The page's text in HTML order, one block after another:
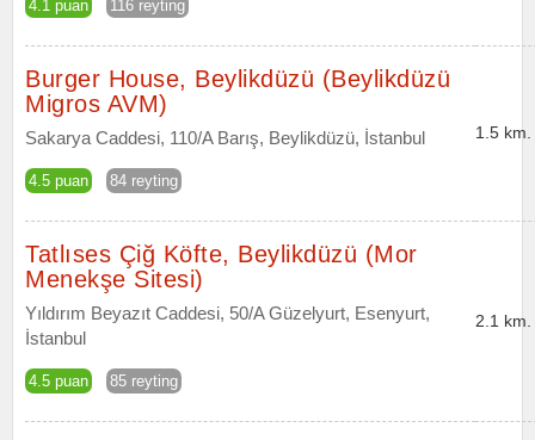
4.1 puan 116 reyting
Burger House, Beylikdüzü (Beylikdüzü
Migros AVM)
Sakarya Caddesi, 110/A Barış, Beylikdüzü, İstanbul
4.5 puan 84 reyting
1.5 km.
Tatlıses Çiğ Köfte, Beylikdüzü (Mor
Menekşe Sitesi)
Yıldırım Beyazıt Caddesi, 50/A Güzelyurt, Esenyurt,
İstanbul
4.5 puan 85 reyting
2.1 km.